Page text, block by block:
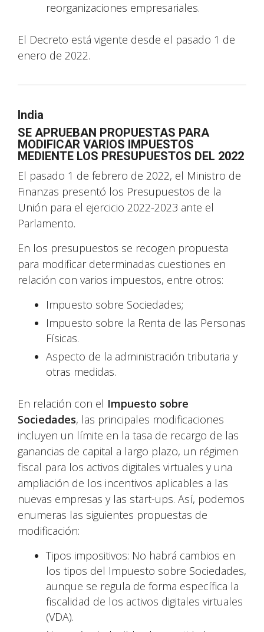
reorganizaciones empresariales.
El Decreto está vigente desde el pasado 1 de
enero de 2022.
India
SE APRUEBAN PROPUESTAS PARA
MODIFICAR VARIOS IMPUESTOS
MEDIENTE LOS PRESUPUESTOS DEL 2022
El pasado 1 de febrero de 2022, el Ministro de
Finanzas presentó los Presupuestos de la
Unión para el ejercicio 2022-2023 ante el
Parlamento.
En los presupuestos se recogen propuesta
para modificar determinadas cuestiones en
relación con varios impuestos, entre otros:
Impuesto sobre Sociedades;
Impuesto sobre la Renta de las Personas
Físicas.
Aspecto de la administración tributaria y
otras medidas.
En relación con el Impuesto sobre
Sociedades, las principales modificaciones
incluyen un límite en la tasa de recargo de las
ganancias de capital a largo plazo, un régimen
fiscal para los activos digitales virtuales y una
ampliación de los incentivos aplicables a las
nuevas empresas y las start-ups. Así, podemos
enumeras las siguientes propuestas de
modificación:
Tipos impositivos: No habrá cambios en
los tipos del Impuesto sobre Sociedades,
aunque se regula de forma específica la
fiscalidad de los activos digitales virtuales
(VDA).